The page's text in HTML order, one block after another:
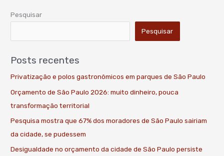
Pesquisar
Pesquisar
Posts recentes
Privatização e polos gastronômicos em parques de São Paulo
Orçamento de São Paulo 2026: muito dinheiro, pouca
transformação territorial
Pesquisa mostra que 67% dos moradores de São Paulo sairiam
da cidade, se pudessem
Desigualdade no orçamento da cidade de São Paulo persiste